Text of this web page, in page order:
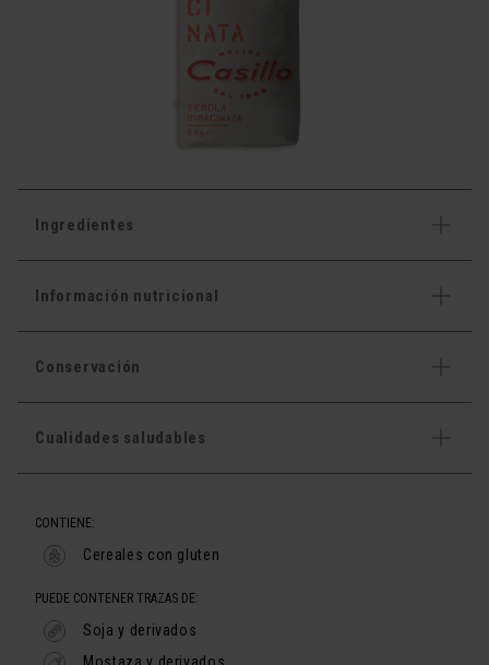
Ingredientes
Información nutricional
Conservación
Cualidades saludables
CONTIENE:
Cereales con gluten
PUEDE CONTENER TRAZAS DE:
Soja y derivados